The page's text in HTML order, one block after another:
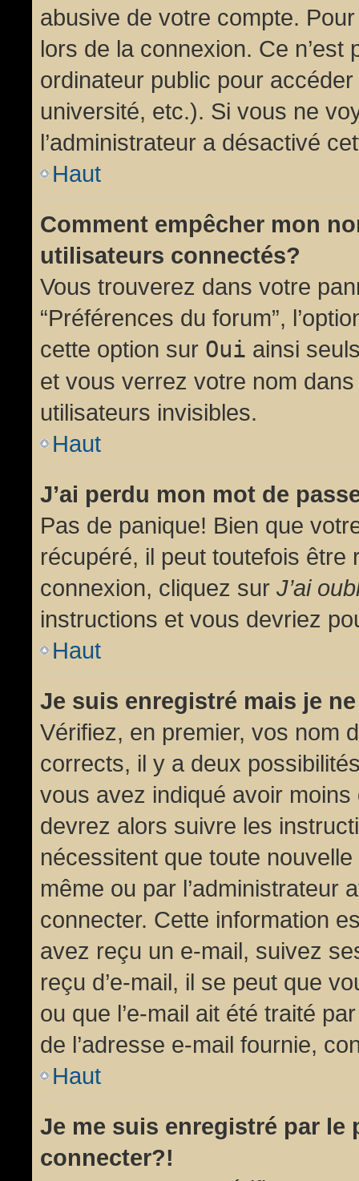
abusive de votre compte.
lors de la connexion. Ce
ordinateur public pour
université, etc.). Si vous ne
l’administrateur a désactivé
Haut
Comment empêcher mon
utilisateurs connectés?
Vous trouverez dans votre
“Préférences du forum”,
cette option sur Oui ainsi
et vous verrez votre nom
utilisateurs invisibles.
Haut
J’ai perdu mon mot de
Pas de panique! Bien que
récupéré, il peut toutefois être
connexion, cliquez sur J’ai
instructions et vous devriez
Haut
Je suis enregistré mais je
Vérifiez, en premier, vos nom
corrects, il y a deux
vous avez indiqué avoir
devrez alors suivre les
nécessitent que toute
même ou par l’administrateur
connecter. Cette information
avez reçu un e-mail, suivez
reçu d’e-mail, il se peut que
ou que l’e-mail ait été traité
de l’adresse e-mail fournie,
Haut
Je me suis enregistré par le
connecter?!